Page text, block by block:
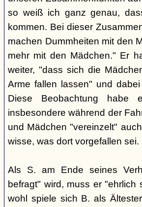
so weiß ich ganz genau,
kommen. Bei dieser
machen Dummheiten mit den
mehr mit den Mädchen." Er
weiter, "dass sich die
Arme fallen lassen" und
Diese Beobachtung habe
insbesondere während der
und Mädchen "vereinzelt"
wisse, was dort vorgefallen sei.
Als S. am Ende seines
befragt" wird, muss er
wohl spiele sich B. als